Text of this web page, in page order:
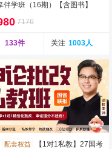
伴学班（16期）【含图书】
7176
133件 关注 1003人
配套权益
【1对1私教】27国考